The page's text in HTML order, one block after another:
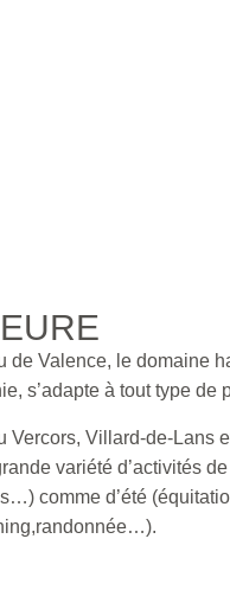
Valence, le domaine
s’adapte à tout type de
Villard-de-Lans
variété d’activités de
comme d’été